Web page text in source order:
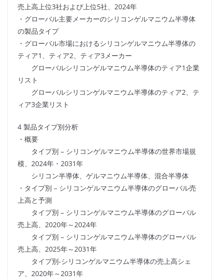
売上高上位3社および上位5社、2024年
・グローバル主要メーカーのシリコンゲルマニウム半導体
の製品タイプ
・グローバル市場におけるシリコンゲルマニウム半導体の
ティア1、ティア2、ティア3メーカー
グローバルシリコンゲルマニウム半導体のティア1企業
リスト
グローバルシリコンゲルマニウム半導体のティア2、テ
ィア3企業リスト
4 製品タイプ別分析
・概要
タイプ別 – シリコンゲルマニウム半導体の世界市場規
模、2024年・2031年
シリコン半導体、ゲルマニウム半導体、混合半導体
・タイプ別 – シリコンゲルマニウム半導体のグローバル売
上高と予測
タイプ別 – シリコンゲルマニウム半導体のグローバル
売上高、2020年～2024年
タイプ別 – シリコンゲルマニウム半導体のグローバル
売上高、2025年～2031年
タイプ別-シリコンゲルマニウム半導体の売上高シェ
ア、2020年～2031年